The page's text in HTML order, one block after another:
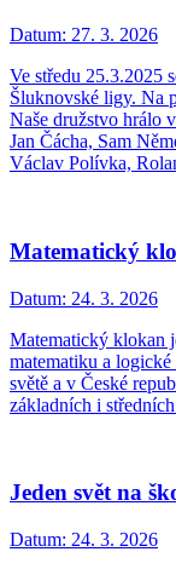
Datum: 27. 3. 2026
Ve středu 25.3.2025
Šluknovské ligy. Na
Naše družstvo hrálo
Jan Čácha, Sam
Václav Polívka,
Matematický
Datum: 24. 3. 2026
Matematický klokan
matematiku a
světě a v České
základních i
Jeden svět na
Datum: 24. 3. 2026